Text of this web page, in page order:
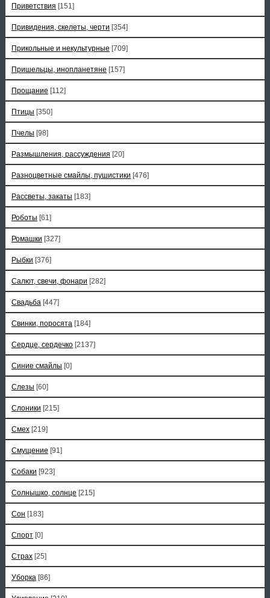
Приветствия [151]
Привидения, скелеты, черти [354]
Прикольные и некультурные [709]
Пришельцы, инопланетяне [157]
Прощание [112]
Птицы [350]
Пчелы [98]
Размышления, рассуждения [20]
Разноцветные смайлы, пушистики [476]
Рассветы, закаты [183]
Роботы [61]
Ромашки [327]
Рыбки [376]
Салют, свечи, фонари [282]
Свадьба [447]
Свинки, поросята [184]
Сердце, сердечко [2137]
Синие смайлы [0]
Слезы [60]
Слоники [215]
Смех [219]
Смущение [91]
Собаки [923]
Солнышко, солнце [215]
Сон [183]
Спорт [0]
Страх [25]
Уборка [86]